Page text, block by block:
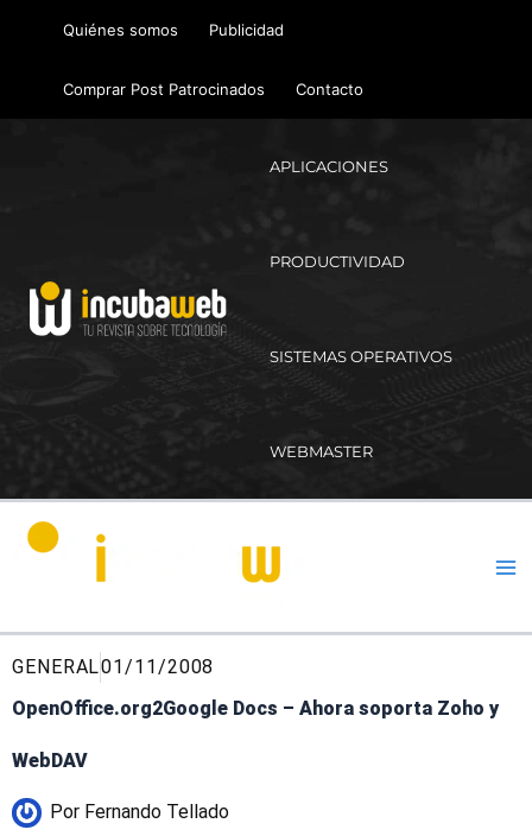
Quiénes somos Publicidad
Comprar Post Patrocinados Contacto
APLICACIONES
PRODUCTIVIDAD
SISTEMAS OPERATIVOS
WEBMASTER
GENERAL01/11/2008
OpenOffice.org2Google Docs – Ahora soporta Zoho y
WebDAV
Por Fernando Tellado